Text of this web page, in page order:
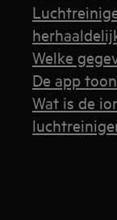
Welke
De app
Wat is de